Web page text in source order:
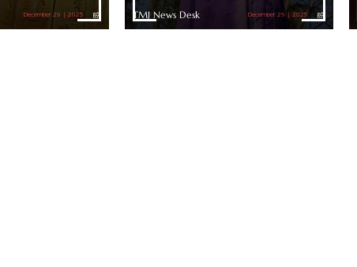
December 29 | 2025 TMJ News Desk December 29 | 2025